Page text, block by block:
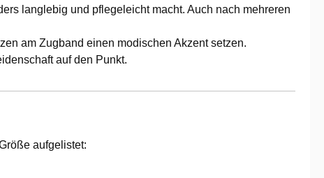
langlebig und pflegeleicht macht. Auch nach mehreren
am Zugband einen modischen Akzent setzen.
auf den Punkt.
aufgelistet: